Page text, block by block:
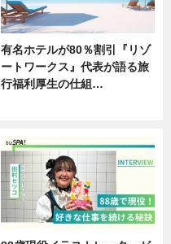
有名ホテルが80％割引『リゾ
ートワークス』代表が語る旅
行福利厚生の仕組…